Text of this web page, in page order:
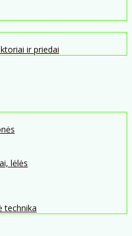
ir priedai
lėlės
technika